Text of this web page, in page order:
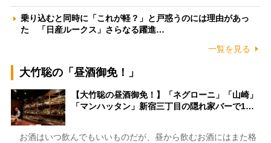
乗り込むと同時に「これが軽？」と戸惑うのには理由があっ
た 「日産ルークス」さらなる躍進…
一覧を見る
大竹聡の「昼酒御免！」
【大竹聡の昼酒御免！】「ネグローニ」「山崎」
「マンハッタン」新宿三丁目の隠れ家バーで1…
お酒はいつ飲んでもいいものだが、昼から飲むお酒にはまた格